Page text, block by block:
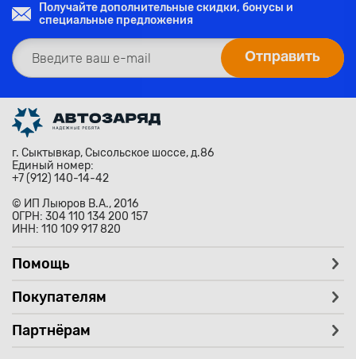
Получайте дополнительные скидки, бонусы и
специальные предложения
г. Сыктывкар, Сысольское шоссе, д.86
Единый номер:
+7 (912) 140-14-42
© ИП Лыюров В.А., 2016
ОГРН: 304 110 134 200 157
ИНН: 110 109 917 820
Помощь
Покупателям
Партнёрам